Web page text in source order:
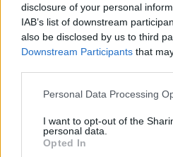
disclosure of your personal
IAB’s list of downstream
also be disclosed by us to third
Downstream Participants that
Please note that this website/app
not limited to your visit or usage
grant or deny consent to Google
use your data for below specified
Personal Data Processing
I want to opt-out of the
personal data.
Opted In